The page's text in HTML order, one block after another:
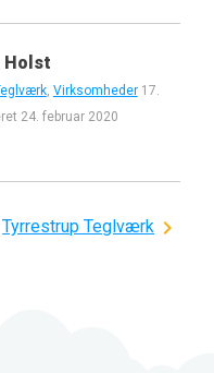
, Virksomheder 17.
24. februar 2020
Tyrrestrup Teglværk